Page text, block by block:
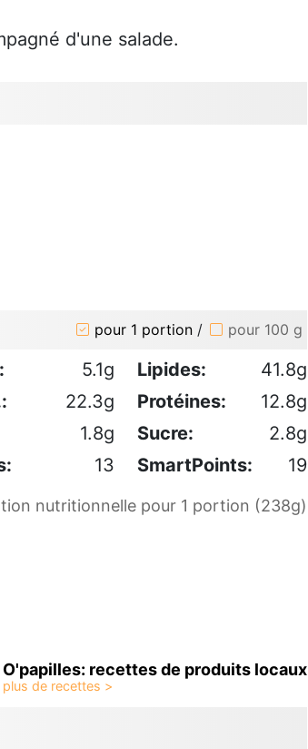
d'une salade.
pour 1 portion / pour 100 g
5.1g Lipides:
41.8g
22.3g Protéines:
12.8g
1.8g Sucre:
2.8g
13 SmartPoints: 19
nutritionnelle pour 1 portion (238g)
O'papilles: recettes de produits locaux